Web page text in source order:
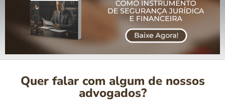
Quer falar com algum de nossos
advogados?